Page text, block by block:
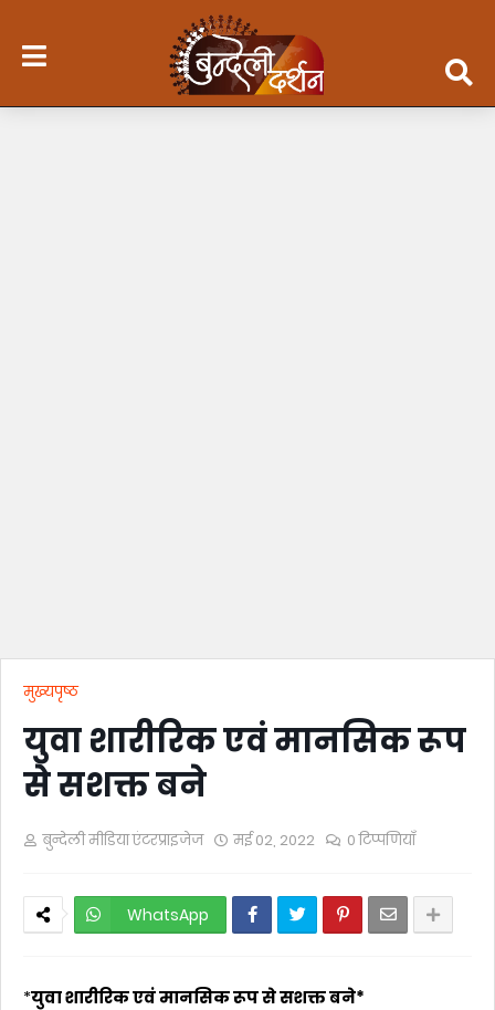
मुख्यपृष्ठ
युवा शारीरिक एवं मानसिक रूप
से सशक्त बने
बुन्देली मीडिया एंटरप्राइजेज मई 02, 2022 0 टिप्पणियाँ
WhatsApp
*युवा शारीरिक एवं मानसिक रूप से सशक्त बने*